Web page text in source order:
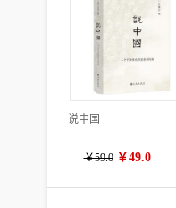
说中国
￥59.0 ￥49.0